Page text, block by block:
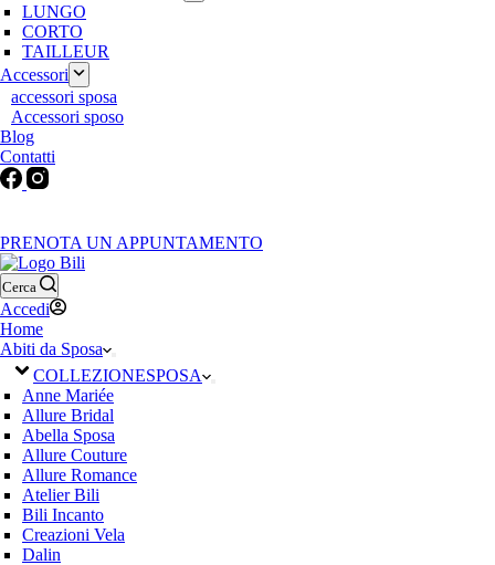
LUNGO
CORTO
TAILLEUR
Accessori
accessori sposa
Accessori sposo
Blog
Contatti
PRENOTA UN APPUNTAMENTO
Cerca
Accedi
Home
Abiti da Sposa
COLLEZIONESPOSA
Anne Mariée
Allure Bridal
Abella Sposa
Allure Couture
Allure Romance
Atelier Bili
Bili Incanto
Creazioni Vela
Dalin